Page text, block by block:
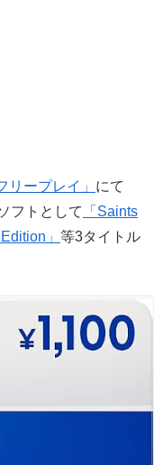
リープレイ」 にて
フトとして
「Saints
」 等3タイトル